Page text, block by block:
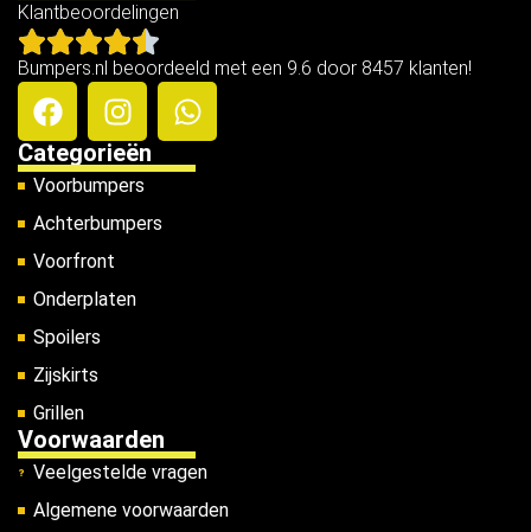
Klantbeoordelingen
Bumpers.nl beoordeeld met een 9.6 door 8457 klanten!
Categorieën
Voorbumpers
Achterbumpers
Voorfront
Onderplaten
Spoilers
Zijskirts
Grillen
Voorwaarden
Veelgestelde vragen
Algemene voorwaarden